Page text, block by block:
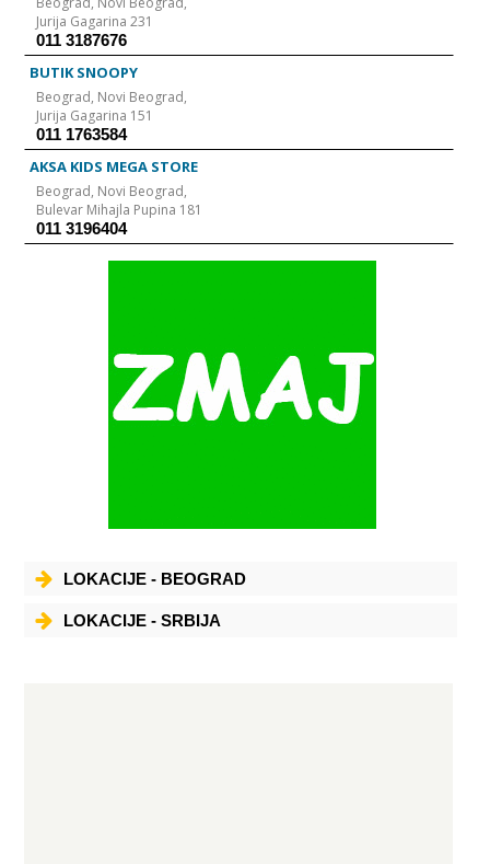
Jurija Gagarina 231
011 3187676
BUTIK SNOOPY
Beograd, Novi Beograd,
Jurija Gagarina 151
011 1763584
AKSA KIDS MEGA STORE
Beograd, Novi Beograd,
Bulevar Mihajla Pupina 181
011 3196404
LOKACIJE - BEOGRAD
LOKACIJE - SRBIJA